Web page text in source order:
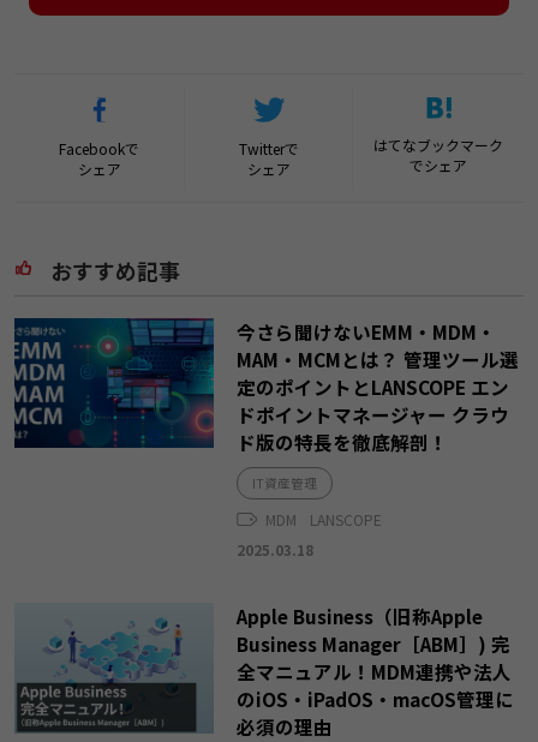
Facebookで
シェア
Twitterで
シェア
はてなブックマーク
でシェア
おすすめ記事
今さら聞けないEMM・MDM・
MAM・MCMとは？ 管理ツール選
定のポイントとLANSCOPE エン
ドポイントマネージャー クラウ
ド版の特長を徹底解剖！
IT資産管理
MDM
LANSCOPE
2025.03.18
Apple Business（旧称Apple
Business Manager［ABM］) 完
全マニュアル！MDM連携や法人
のiOS・iPadOS・macOS管理に
必須の理由